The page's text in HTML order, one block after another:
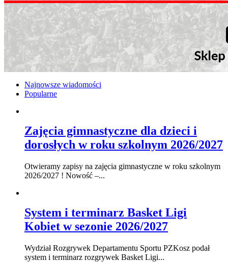
Najnowsze wiadomości
Popularne
Zajęcia gimnastyczne dla dzieci i
dorosłych w roku szkolnym 2026/2027
Otwieramy zapisy na zajęcia gimnastyczne w roku szkolnym
2026/2027 ! Nowość –...
System i terminarz Basket Ligi
Kobiet w sezonie 2026/2027
Wydział Rozgrywek Departamentu Sportu PZKosz podał
system i terminarz rozgrywek Basket Ligi...